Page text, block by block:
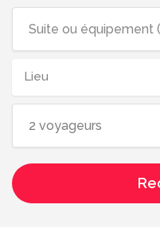
Lieu